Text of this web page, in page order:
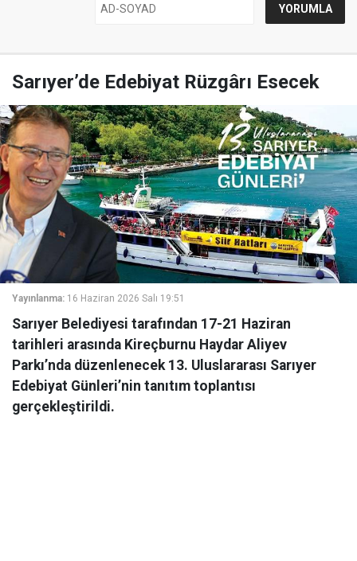
Sarıyer’de Edebiyat Rüzgârı Esecek
Yayınlanma: 16 Haziran 2026 Salı 19:51
Sarıyer Belediyesi tarafından 17-21 Haziran
tarihleri arasında Kireçburnu Haydar Aliyev
Parkı’nda düzenlenecek 13. Uluslararası Sarıyer
Edebiyat Günleri’nin tanıtım toplantısı
gerçekleştirildi.